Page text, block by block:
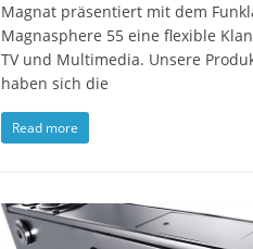
Magnat präsentiert mit dem
Magnasphere 55 eine flexible
TV und Multimedia. Unsere
haben sich die
Read more